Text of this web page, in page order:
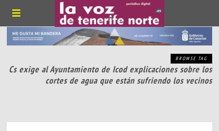
BROWSE TAG
Cs exige al Ayuntamiento de Icod explicaciones sobre los
cortes de agua que están sufriendo los vecinos